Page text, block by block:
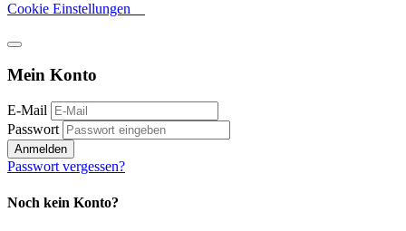
Cookie Einstellungen
Mein Konto
E-Mail
Passwort
Anmelden
Passwort vergessen?
Noch kein Konto?